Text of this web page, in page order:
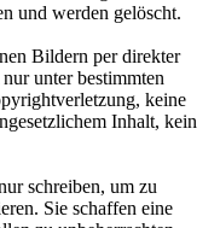
und werden gelöscht.
Bildern per direkter
unter bestimmten
keine
Inhalt, kein
schreiben, um zu
Sie schaffen eine